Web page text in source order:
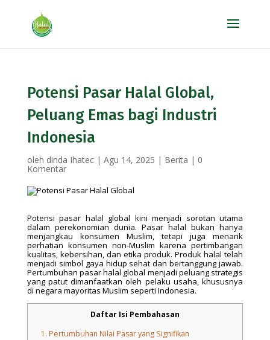
Potensi Pasar Halal Global,
Peluang Emas bagi Industri
Indonesia
oleh dinda Ihatec| Agu 14, 2025 | Berita | 0
Komentar
Potensi pasar halal global kini menjadi sorotan utama
dalam perekonomian dunia. Pasar halal bukan hanya
menjangkau konsumen Muslim, tetapi juga menarik
perhatian konsumen non-Muslim karena pertimbangan
kualitas, kebersihan, dan etika produk. Produk halal telah
menjadi simbol gaya hidup sehat dan bertanggung jawab.
Pertumbuhan pasar halal global menjadi peluang strategis
yang patut dimanfaatkan oleh pelaku usaha, khususnya
di negara mayoritas Muslim seperti Indonesia.
Daftar Isi Pembahasan
1. Pertumbuhan Nilai Pasar yang Signifikan